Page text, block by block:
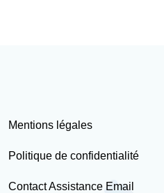
Mentions légales
Politique de confidentialité
Contact Assistance Email